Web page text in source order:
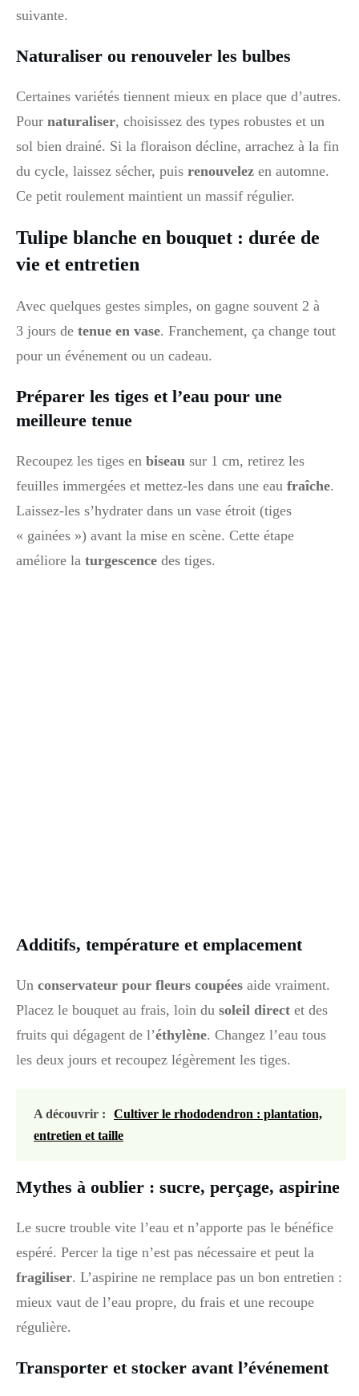
suivante.
Naturaliser ou renouveler les bulbes
Certaines variétés tiennent mieux en place que d’autres.
Pour naturaliser, choisissez des types robustes et un
sol bien drainé. Si la floraison décline, arrachez à la fin
du cycle, laissez sécher, puis renouvelez en automne.
Ce petit roulement maintient un massif régulier.
Tulipe blanche en bouquet : durée de
vie et entretien
Avec quelques gestes simples, on gagne souvent 2 à
3 jours de tenue en vase. Franchement, ça change tout
pour un événement ou un cadeau.
Préparer les tiges et l’eau pour une
meilleure tenue
Recoupez les tiges en biseau sur 1 cm, retirez les
feuilles immergées et mettez-les dans une eau fraîche.
Laissez-les s’hydrater dans un vase étroit (tiges
« gainées ») avant la mise en scène. Cette étape
améliore la turgescence des tiges.
Additifs, température et emplacement
Un conservateur pour fleurs coupées aide vraiment.
Placez le bouquet au frais, loin du soleil direct et des
fruits qui dégagent de l’éthylène. Changez l’eau tous
les deux jours et recoupez légèrement les tiges.
A découvrir :
Cultiver le rhododendron : plantation,
entretien et taille
Mythes à oublier : sucre, perçage, aspirine
Le sucre trouble vite l’eau et n’apporte pas le bénéfice
espéré. Percer la tige n’est pas nécessaire et peut la
fragiliser. L’aspirine ne remplace pas un bon entretien :
mieux vaut de l’eau propre, du frais et une recoupe
régulière.
Transporter et stocker avant l’événement